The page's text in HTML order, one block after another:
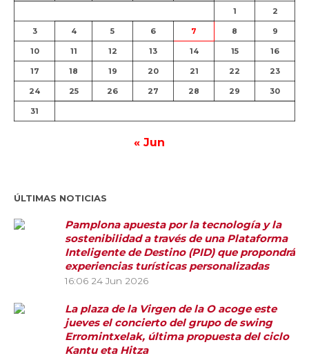
1 2
3 4 5 6 7 8 9
10 11 12 13 14 15 16
17 18 19 20 21 22 23
24 25 26 27 28 29 30
31
« Jun
ÚLTIMAS NOTICIAS
Pamplona apuesta por la tecnología y la
sostenibilidad a través de una Plataforma
Inteligente de Destino (PID) que propondrá
experiencias turísticas personalizadas
16:06 24 Jun 2026
La plaza de la Virgen de la O acoge este
jueves el concierto del grupo de swing
Erromintxelak, última propuesta del ciclo
Kantu eta Hitza